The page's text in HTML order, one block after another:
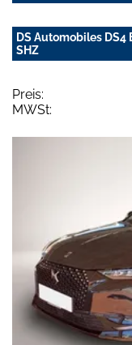
DS Automobiles DS4
SHZ
Preis:
MWSt: